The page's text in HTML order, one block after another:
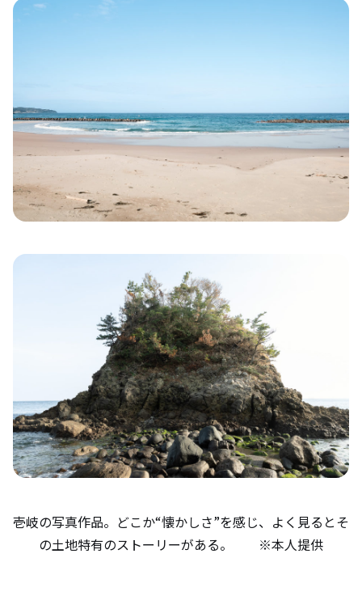
壱岐の写真作品。どこか“懐かしさ”を感じ、よく見るとそ
の土地特有のストーリーがある。 ※本人提供